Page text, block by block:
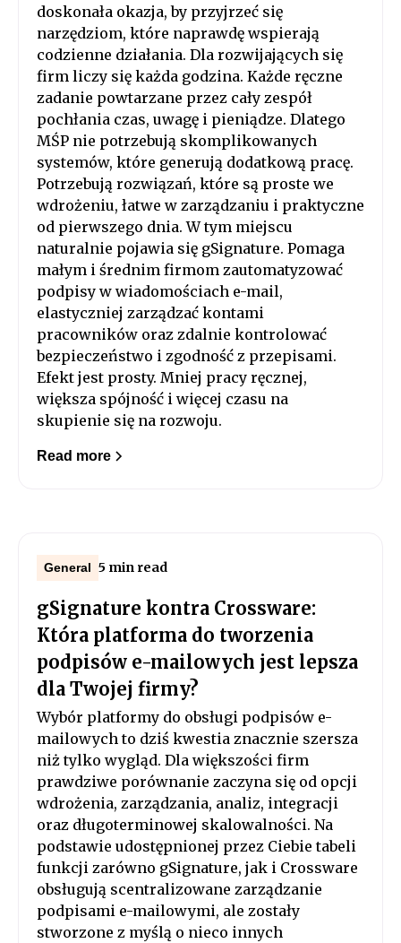
doskonała okazja, by przyjrzeć się
narzędziom, które naprawdę wspierają
codzienne działania. Dla rozwijających się
firm liczy się każda godzina. Każde ręczne
zadanie powtarzane przez cały zespół
pochłania czas, uwagę i pieniądze. Dlatego
MŚP nie potrzebują skomplikowanych
systemów, które generują dodatkową pracę.
Potrzebują rozwiązań, które są proste we
wdrożeniu, łatwe w zarządzaniu i praktyczne
od pierwszego dnia. W tym miejscu
naturalnie pojawia się gSignature. Pomaga
małym i średnim firmom zautomatyzować
podpisy w wiadomościach e-mail,
elastyczniej zarządzać kontami
pracowników oraz zdalnie kontrolować
bezpieczeństwo i zgodność z przepisami.
Efekt jest prosty. Mniej pracy ręcznej,
większa spójność i więcej czasu na
skupienie się na rozwoju.
Read more
General 5 min read
gSignature kontra Crossware:
Która platforma do tworzenia
podpisów e-mailowych jest lepsza
dla Twojej firmy?
Wybór platformy do obsługi podpisów e-
mailowych to dziś kwestia znacznie szersza
niż tylko wygląd. Dla większości firm
prawdziwe porównanie zaczyna się od opcji
wdrożenia, zarządzania, analiz, integracji
oraz długoterminowej skalowalności. Na
podstawie udostępnionej przez Ciebie tabeli
funkcji zarówno gSignature, jak i Crossware
obsługują scentralizowane zarządzanie
podpisami e-mailowymi, ale zostały
stworzone z myślą o nieco innych